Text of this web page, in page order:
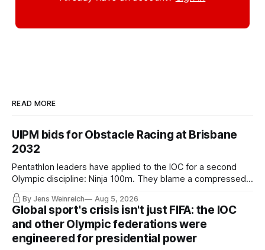
READ MORE
UIPM bids for Obstacle Racing at Brisbane
2032
Pentathlon leaders have applied to the IOC for a second
Olympic discipline: Ninja 100m. They blame a compressed
IOC timeline for the speed of the internal decision. Though,
Vice President Viacheslav Malishev says the Executive
Board had been kept in the dark about the IOC’s letter for
eleven days.
By Jens Weinreich Aug 5, 2026
Global sport's crisis isn't just FIFA: the IOC
and other Olympic federations were
engineered for presidential power